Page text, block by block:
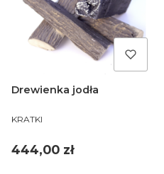
Drewienka jodła
PRODUCENT
KRATKI
Cena
444,00 zł